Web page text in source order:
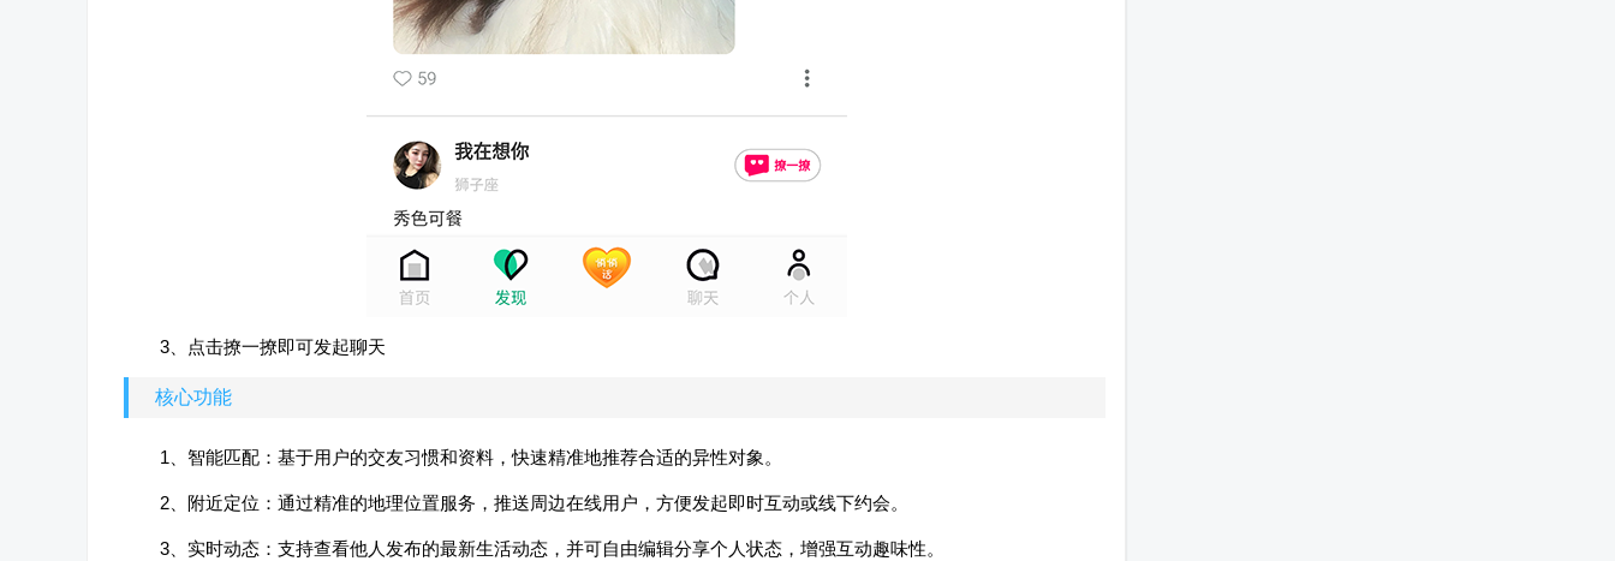
3、点击撩一撩即可发起聊天
核心功能
1、智能匹配：基于用户的交友习惯和资料，快速精准地推荐合适的异性对象。
2、附近定位：通过精准的地理位置服务，推送周边在线用户，方便发起即时互动或线下约会。
3、实时动态：支持查看他人发布的最新生活动态，并可自由编辑分享个人状态，增强互动趣味性。